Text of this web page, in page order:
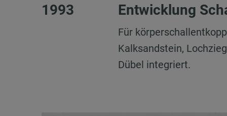
1993 Entwicklung
Für
Kalksandstein,
Dübel integriert.